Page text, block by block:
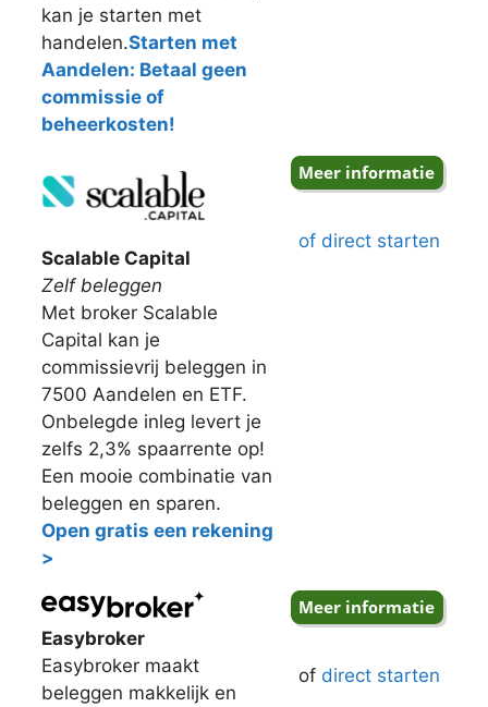
kan je starten met
handelen.Starten met
Aandelen: Betaal geen
commissie of
beheerkosten!
Scalable Capital
Zelf beleggen
Met broker Scalable
Capital kan je
commissievrij beleggen in
7500 Aandelen en ETF.
Onbelegde inleg levert je
zelfs 2,3% spaarrente op!
Een mooie combinatie van
beleggen en sparen.
Open gratis een rekening
>
of direct starten
Easybroker
Easybroker maakt
beleggen makkelijk en
of direct starten